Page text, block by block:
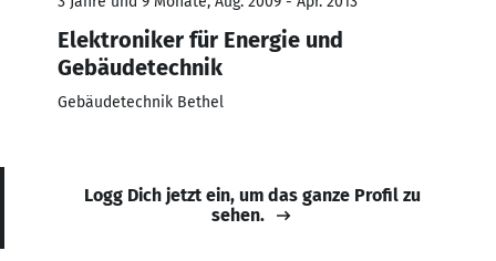
Elektroniker für Energie und
Gebäudetechnik
Gebäudetechnik Bethel
Logg Dich jetzt ein, um das ganze Profil zu
sehen.